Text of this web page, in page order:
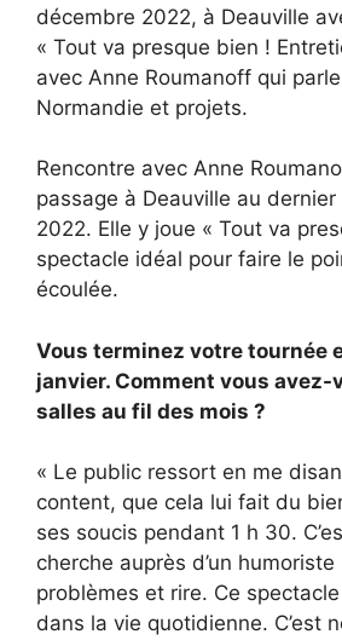
décembre 2022, à Deauville
« Tout va presque bien !
avec Anne Roumanoff qui
Normandie et projets.
Rencontre avec Anne
passage à Deauville au dernier
2022. Elle y joue « Tout va
spectacle idéal pour faire le
écoulée.
Vous terminez votre tournée
janvier. Comment vous avez-
salles au fil des mois ?
« Le public ressort en me
content, que cela lui fait du
ses soucis pendant 1 h 30.
cherche auprès d’un
problèmes et rire. Ce
dans la vie quotidienne. C’est